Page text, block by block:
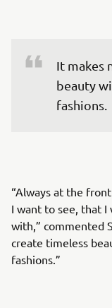
It makes
beauty
fashions.
“Always at the
I want to see, that I
with,” commented
create timeless
fashions.”